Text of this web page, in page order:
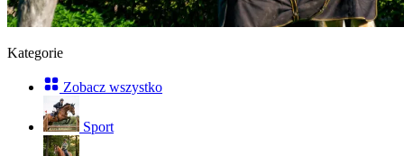
Kategorie
Zobacz wszystko
Sport